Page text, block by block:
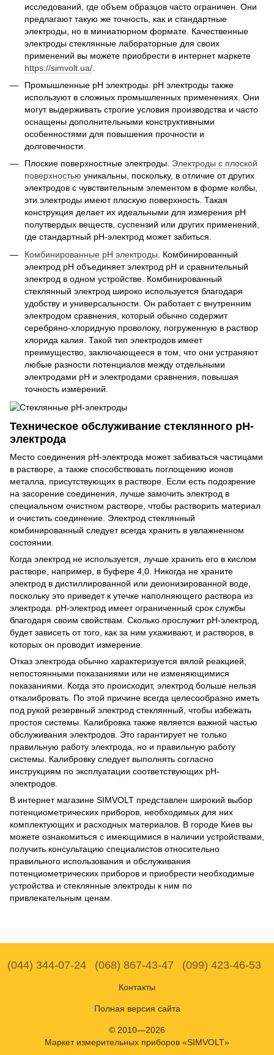
исследований, где объем образцов часто ограничен. Они
предлагают такую же точность, как и стандартные
электроды, но в миниатюрном формате. Качественные
электроды стеклянные лабораторные для своих
применений вы можете приобрести в интернет маркете
https://simvolt.ua/
Промышленные pH электроды. рН электроды также
используют в сложных промышленных применениях. Они
могут выдерживать строгие условия производства и часто
оснащены дополнительными конструктивными
особенностями для повышения прочности и
долговечности.
Плоские поверхностные электроды. Электроды с плоской
поверхностью уникальны, поскольку, в отличие от других
электродов с чувствительным элементом в форме колбы,
эти электроды имеют плоскую поверхность. Такая
конструкция делает их идеальными для измерения pH
полутвердых веществ, суспензий или других применений,
где стандартный pH-электрод может забиться.
Комбинированные pH электроды . Комбинированный
электрод рН объединяет электрод рН и сравнительный
электрод в одном устройстве. Комбинированный
стеклянный электрод широко используется благодаря
удобству и универсальности. Он работает с внутренним
электродом сравнения, который обычно содержит
серебряно-хлоридную проволоку, погруженную в раствор
хлорида калия. Такой тип электродов имеет
преимущество, заключающееся в том, что они устраняют
любые разности потенциалов между отдельными
электродами рН и электродами сравнения, повышая
точность измерений.
Техническое обслуживание стеклянного рН-
электрода
Место соединения pH-электрода может забиваться частицами
в растворе, а также способствовать поглощению ионов
металла, присутствующих в растворе. Если есть подозрение
на засорение соединения, лучше замочить электрод в
специальном очистном растворе, чтобы растворить материал
и очистить соединение. Электрод стеклянный
комбинированный следует всегда хранить в увлажненном
состоянии.
Когда электрод не используется, лучше хранить его в кислом
растворе, например, в буфере 4,0. Никогда не храните
электрод в дистиллированной или деионизированной воде,
поскольку это приведет к утечке наполняющего раствора из
электрода. рН-электрод имеет ограниченный срок службы
благодаря своим свойствам. Сколько прослужит рН-электрод,
будет зависеть от того, как за ним ухаживают, и растворов, в
которых он проводит измерение.
Отказ электрода обычно характеризуется вялой реакцией,
непостоянными показаниями или не изменяющимися
показаниями. Когда это происходит, электрод больше нельзя
откалибровать. По этой причине всегда целесообразно иметь
под рукой резервный электрод стеклянный, чтобы избежать
простоя системы. Калибровка также является важной частью
обслуживания электродов. Это гарантирует не только
правильную работу электрода, но и правильную работу
системы. Калибровку следует выполнять согласно
инструкциям по эксплуатации соответствующих рН-
электродов.
В интернет магазине SIMVOLT представлен широкий выбор
потенциометрических приборов, необходимых для них
комплектующих и расходных материалов. В городе Киев вы
можете ознакомиться с имеющимися в наличии устройствами,
получить консультацию специалистов относительно
правильного использования и обслуживания
потенциометрических приборов и приобрести необходимые
устройства и стеклянные электроды к ним по
привлекательным ценам.
(044) 344-07-24 (068) 867-43-47 (099) 423-46-53
Контакты
Полная версия сайта
© 2010—2026
Маркет измерительных приборов «SIMVOLT»